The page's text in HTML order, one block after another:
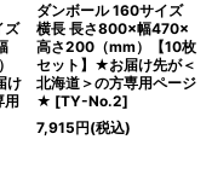
ズ
け
用
ダンボール 160サイズ
横長 長さ800×幅470×
高さ200（mm）【10枚
セット】★お届け先が＜
北海道＞の方専用ページ
★ [TY-No.2]
7,915円(税込)